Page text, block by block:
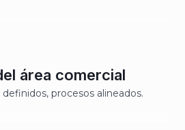
área comercial
procesos alineados.